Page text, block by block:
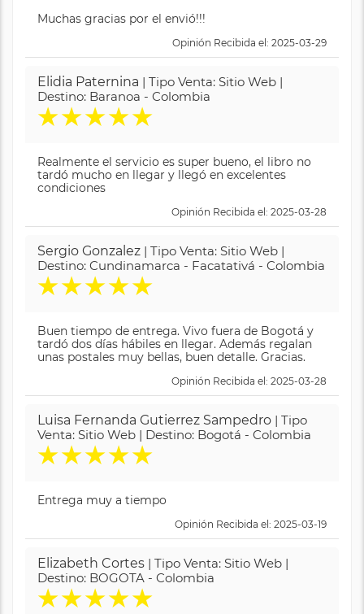
Muchas gracias por el envió!!!
Opinión Recibida el: 2025-03-29
Elidia Paternina | Tipo Venta: Sitio Web |
Destino: Baranoa - Colombia
★★★★★
Realmente el servicio es super bueno, el libro no
tardó mucho en llegar y llegó en excelentes
condiciones
Opinión Recibida el: 2025-03-28
Sergio Gonzalez | Tipo Venta: Sitio Web |
Destino: Cundinamarca - Facatativá - Colombia
★★★★★
Buen tiempo de entrega. Vivo fuera de Bogotá y
tardó dos días hábiles en llegar. Además regalan
unas postales muy bellas, buen detalle. Gracias.
Opinión Recibida el: 2025-03-28
Luisa Fernanda Gutierrez Sampedro | Tipo
Venta: Sitio Web | Destino: Bogotá - Colombia
★★★★★
Entrega muy a tiempo
Opinión Recibida el: 2025-03-19
Elizabeth Cortes | Tipo Venta: Sitio Web |
Destino: BOGOTA - Colombia
★★★★★